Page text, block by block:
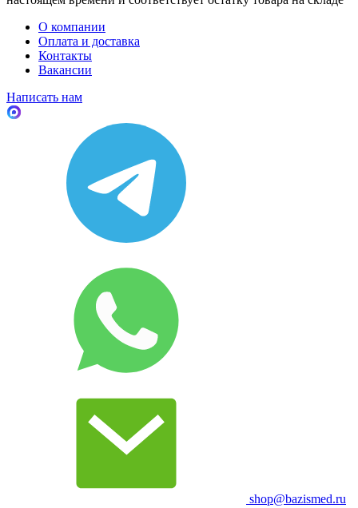
О компании
Оплата и доставка
Контакты
Вакансии
Написать нам
shop@bazismed.ru